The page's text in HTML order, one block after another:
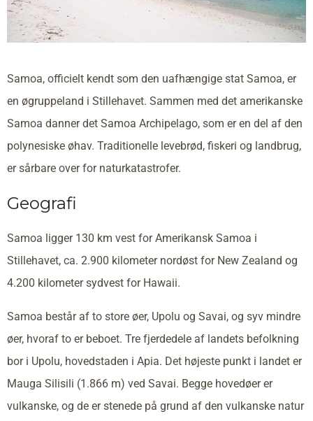
Samoa, officielt kendt som den uafhængige stat Samoa, er
en øgruppeland i Stillehavet. Sammen med det amerikanske
Samoa danner det Samoa Archipelago, som er en del af den
polynesiske øhav. Traditionelle levebrød, fiskeri og landbrug,
er sårbare over for naturkatastrofer.
Geografi
Samoa ligger 130 km vest for Amerikansk Samoa i
Stillehavet, ca. 2.900 kilometer nordøst for New Zealand og
4.200 kilometer sydvest for Hawaii.
Samoa består af to store øer, Upolu og Savai, og syv mindre
øer, hvoraf to er beboet. Tre fjerdedele af landets befolkning
bor i Upolu, hovedstaden i Apia. Det højeste punkt i landet er
Mauga Silisili (1.866 m) ved Savai. Begge hovedøer er
vulkanske, og de er stenede på grund af den vulkanske natur